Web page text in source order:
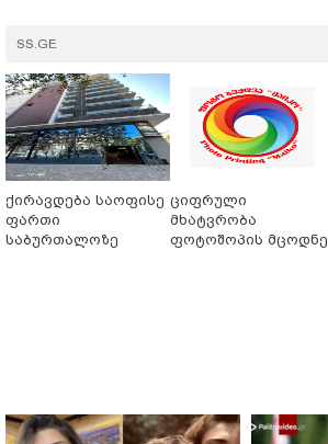
SS.GE
ქირავდება საოფისე
ფართი
საბურთალოზე
ციფრული
მხატვრობა
ფოტოშოპის მცოდნე